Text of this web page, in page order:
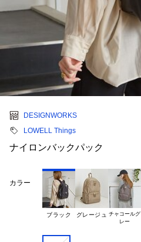
DESIGNWORKS
LOWELL Things
ナイロンバックパック
カラー
ブラック グレージュ チャコールグ